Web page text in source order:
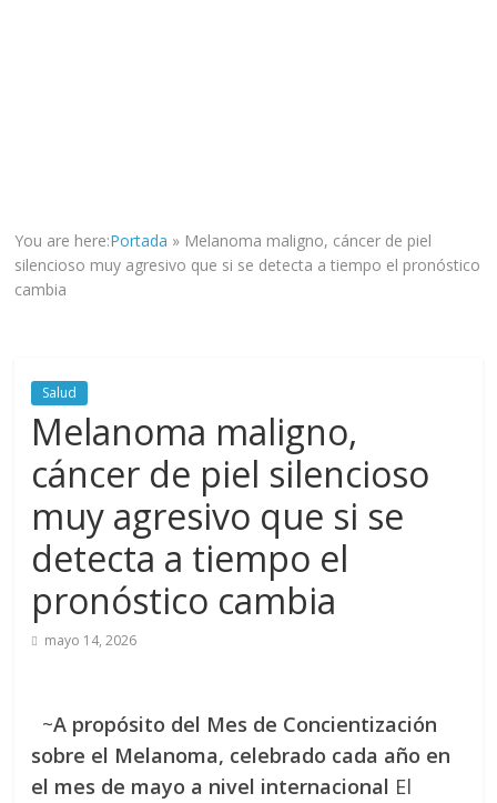
mantener
informad@
a
lectores.
You are here:Portada » Melanoma maligno, cáncer de piel
silencioso muy agresivo que si se detecta a tiempo el pronóstico
cambia
Salud
Melanoma maligno,
cáncer de piel silencioso
muy agresivo que si se
detecta a tiempo el
pronóstico cambia
mayo 14, 2026
~A propósito del Mes de Concientización
sobre el Melanoma, celebrado cada año en
el mes de mayo a nivel internacional El